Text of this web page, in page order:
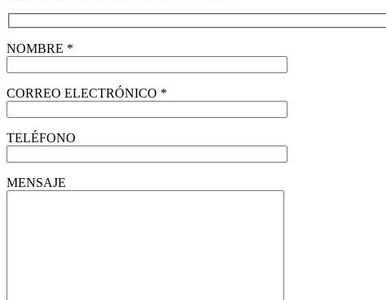
NOMBRE *
CORREO ELECTRÓNICO *
TELÉFONO
MENSAJE